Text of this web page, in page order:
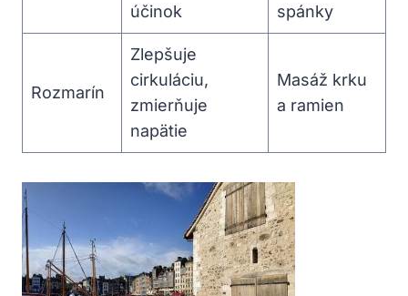
účinok
spánky
Rozmarín
Zlepšuje
cirkuláciu,
zmierňuje
napätie
Masáž krku
a ramien